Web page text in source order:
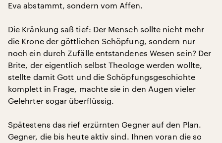
Eva abstammt, sondern vom Affen.
Die Kränkung saß tief: Der Mensch sollte nicht mehr
die Krone der göttlichen Schöpfung, sondern nur
noch ein durch Zufälle entstandenes Wesen sein? Der
Brite, der eigentlich selbst Theologe werden wollte,
stellte damit Gott und die Schöpfungsgeschichte
komplett in Frage, machte sie in den Augen vieler
Gelehrter sogar überflüssig.
Spätestens das rief erzürnten Gegner auf den Plan.
Gegner, die bis heute aktiv sind. Ihnen voran die so